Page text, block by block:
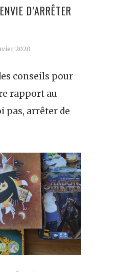
D’ARRÊTER
2020
conseils pour
rapport au
pas, arrêter de